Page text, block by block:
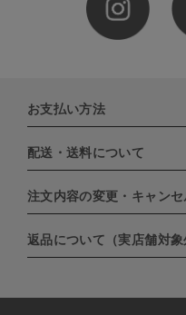
お支払い方法
下記お支払い方法よりお選び
・クレジットカード（
EXPRESS,Diners Club）
・PayPay
・NP後払い
配送・送料について
配達業者：日本郵便
北海道：1,400円
沖縄：1,400円
注文内容の変更・キャン
ご注文日当日から翌日の
セルは可能です。
ンセルしていただいた後、ご
返品について（実店舗対象